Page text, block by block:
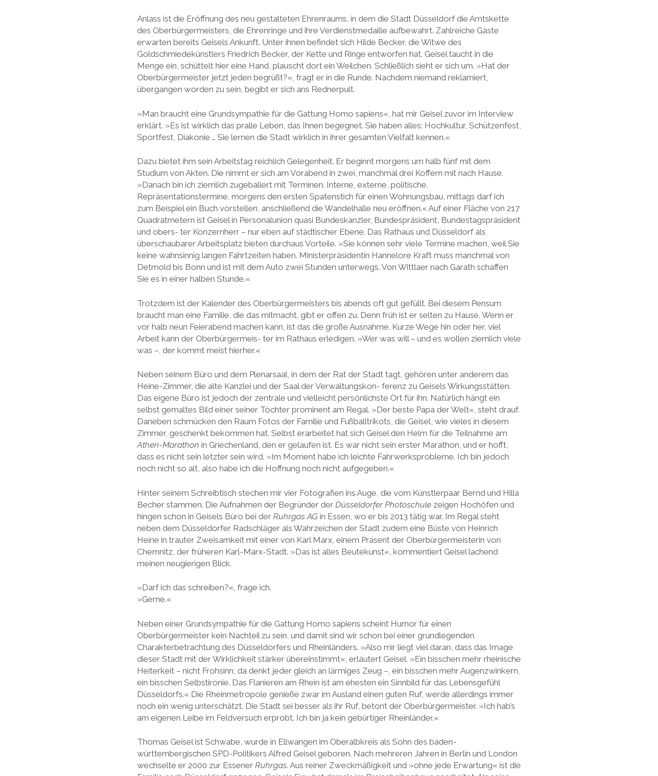
Anlass ist die Eröffnung des neu gestalteten Ehrenraums, in dem die Stadt Düsseldorf die Amtskette
des Oberbürgermeisters, die Ehrenringe und ihre Verdienstmedaille aufbewahrt. Zahlreiche Gäste
erwarten bereits Geisels Ankunft. Unter ihnen befindet sich Hilde Becker, die Witwe des
Goldschmiedekünstlers Friedrich Becker, der Kette und Ringe entworfen hat. Geisel taucht in die
Menge ein, schüttelt hier eine Hand, plauscht dort ein Weilchen. Schließlich sieht er sich um. »Hat der
Oberbürgermeister jetzt jeden begrüßt?«, fragt er in die Runde. Nachdem niemand reklamiert,
übergangen worden zu sein, begibt er sich ans Rednerpult.
»Man braucht eine Grundsympathie für die Gattung Homo sapiens«, hat mir Geisel zuvor im Interview
erklärt. »Es ist wirklich das pralle Leben, das Ihnen begegnet. Sie haben alles: Hochkultur, Schützenfest,
Sportfest, Diakonie … Sie lernen die Stadt wirklich in ihrer gesamten Vielfalt kennen.«
Dazu bietet ihm sein Arbeitstag reichlich Gelegenheit. Er beginnt morgens um halb fünf mit dem
Studium von Akten. Die nimmt er sich am Vorabend in zwei, manchmal drei Koffern mit nach Hause.
»Danach bin ich ziemlich zugeballert mit Terminen. Interne, externe, politische,
Repräsentationstermine, morgens den ersten Spatenstich für einen Wohnungsbau, mittags darf ich
zum Beispiel ein Buch vorstellen, anschließend die Wandelhalle neu eröffnen.« Auf einer Fläche von 217
Quadratmetern ist Geisel in Personalunion quasi Bundeskanzler, Bundespräsident, Bundestagspräsident
und obers- ter Konzernherr – nur eben auf städtischer Ebene. Das Rathaus und Düsseldorf als
überschaubarer Arbeitsplatz bieten durchaus Vorteile. »Sie können sehr viele Termine machen, weil Sie
keine wahnsinnig langen Fahrtzeiten haben. Ministerpräsidentin Hannelore Kraft muss manchmal von
Detmold bis Bonn und ist mit dem Auto zwei Stunden unterwegs. Von Wittlaer nach Garath schaffen
Sie es in einer halben Stunde.«
Trotzdem ist der Kalender des Oberbürgermeisters bis abends oft gut gefüllt. Bei diesem Pensum
braucht man eine Familie, die das mitmacht, gibt er offen zu. Denn früh ist er selten zu Hause. Wenn er
vor halb neun Feierabend machen kann, ist das die große Ausnahme. Kurze Wege hin oder her, viel
Arbeit kann der Oberbürgermeis- ter im Rathaus erledigen. »Wer was will – und es wollen ziemlich viele
was –, der kommt meist hierher.«
Neben seinem Büro und dem Plenarsaal, in dem der Rat der Stadt tagt, gehören unter anderem das
Heine-Zimmer, die alte Kanzlei und der Saal der Verwaltungskon- ferenz zu Geisels Wirkungsstätten.
Das eigene Büro ist jedoch der zentrale und vielleicht persönlichste Ort für ihn. Natürlich hängt ein
selbst gemaltes Bild einer seiner Töchter prominent am Regal. »Der beste Papa der Welt«, steht drauf.
Daneben schmücken den Raum Fotos der Familie und Fußballtrikots, die Geisel, wie vieles in diesem
Zimmer, geschenkt bekommen hat. Selbst erarbeitet hat sich Geisel den Helm für die Teilnahme am
Athen-Marathon in Griechenland, den er gelaufen ist. Es war nicht sein erster Marathon, und er hofft,
dass es nicht sein letzter sein wird. »Im Moment habe ich leichte Fahrwerksprobleme. Ich bin jedoch
noch nicht so alt, also habe ich die Hoffnung noch nicht aufgegeben.«
Hinter seinem Schreibtisch stechen mir vier Fotografien ins Auge, die vom Künstlerpaar Bernd und Hilla
Becher stammen. Die Aufnahmen der Begründer der Düsseldorfer Photoschule zeigen Hochöfen und
hingen schon in Geisels Büro bei der Ruhrgas AG in Essen, wo er bis 2013 tätig war. Im Regal steht
neben dem Düsseldorfer Radschläger als Wahrzeichen der Stadt zudem eine Büste von Heinrich
Heine in trauter Zweisamkeit mit einer von Karl Marx, einem Präsent der Oberbürgermeisterin von
Chemnitz, der früheren Karl-Marx-Stadt. »Das ist alles Beutekunst«, kommentiert Geisel lachend
meinen neugierigen Blick.
»Darf ich das schreiben?«, frage ich.
»Gerne.«
Neben einer Grundsympathie für die Gattung Homo sapiens scheint Humor für einen
Oberbürgermeister kein Nachteil zu sein, und damit sind wir schon bei einer grundlegenden
Charakterbetrachtung des Düsseldorfers und Rheinländers. »Also mir liegt viel daran, dass das Image
dieser Stadt mit der Wirklichkeit stärker übereinstimmt«, erläutert Geisel. »Ein bisschen mehr rheinische
Heiterkeit – nicht Frohsinn, da denkt jeder gleich an lärmiges Zeug –, ein bisschen mehr Augenzwinkern,
ein bisschen Selbstironie. Das Flanieren am Rhein ist am ehesten ein Sinnbild für das Lebensgefühl
Düsseldorfs.« Die Rheinmetropole genieße zwar im Ausland einen guten Ruf, werde allerdings immer
noch ein wenig unterschätzt. Die Stadt sei besser als ihr Ruf, betont der Oberbürgermeister. »Ich hab’s
am eigenen Leibe im Feldversuch erprobt. Ich bin ja kein gebürtiger Rheinländer.«
Thomas Geisel ist Schwabe, wurde in Ellwangen im Oberalbkreis als Sohn des baden-
württembergischen SPD-Politikers Alfred Geisel geboren. Nach mehreren Jahren in Berlin und London
wechselte er 2000 zur Essener Ruhrgas. Aus reiner Zweckmäßigkeit und »ohne jede Erwartung« ist die